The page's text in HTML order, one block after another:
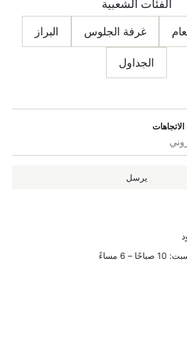
الفئات الشعبية
غرفة الجلوس البراز
الجداول
يرسل
6 مساءً